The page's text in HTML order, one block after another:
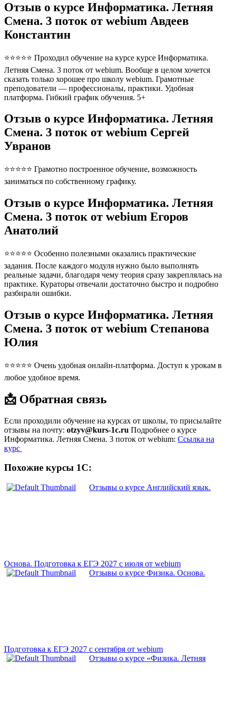
Отзыв о курсе Информатика. Летняя
Смена. 3 поток от webium Авдеев
Константин
⭐⭐⭐⭐⭐ Проходил обучение на курсе курсе Информатика.
Летняя Смена. 3 поток от webium. Вообще в целом хочется
сказать только хорошее про школу webium. Грамотные
преподователи — профессионалы, практики. Удобная
платформа. Гибкий график обучения. 5+
Отзыв о курсе Информатика. Летняя
Смена. 3 поток от webium Сергей
Увранов
⭐⭐⭐⭐⭐ Грамотно построенное обучение, возможность
заниматься по собственному графику.
Отзыв о курсе Информатика. Летняя
Смена. 3 поток от webium Егоров
Анатолий
⭐⭐⭐⭐⭐ Особенно полезными оказались практические
задания. После каждого модуля нужно было выполнять
реальные задачи, благодаря чему теория сразу закреплялась на
практике. Кураторы отвечали достаточно быстро и подробно
разбирали ошибки.
Отзыв о курсе Информатика. Летняя
Смена. 3 поток от webium Степанова
Юлия
⭐⭐⭐⭐⭐ Очень удобная онлайн-платформа. Доступ к урокам в
любое удобное время.
📩 Обратная связь
Если проходили обучение на курсах от школы, то присылайте
отзывы на почту: otzyv@kurs-1c.ru Подробнее о курсе
Информатика. Летняя Смена. 3 поток от webium: Ссылка на
курс
Похожие курсы 1С:
Отзывы о курсе Английский язык.
Основа. Подготовка к ЕГЭ 2027 с июля от webium
Отзывы о курсе Физика. Основа.
Подготовка к ЕГЭ 2027 с сентября от webium
Отзывы о курсе «Физика. Летняя